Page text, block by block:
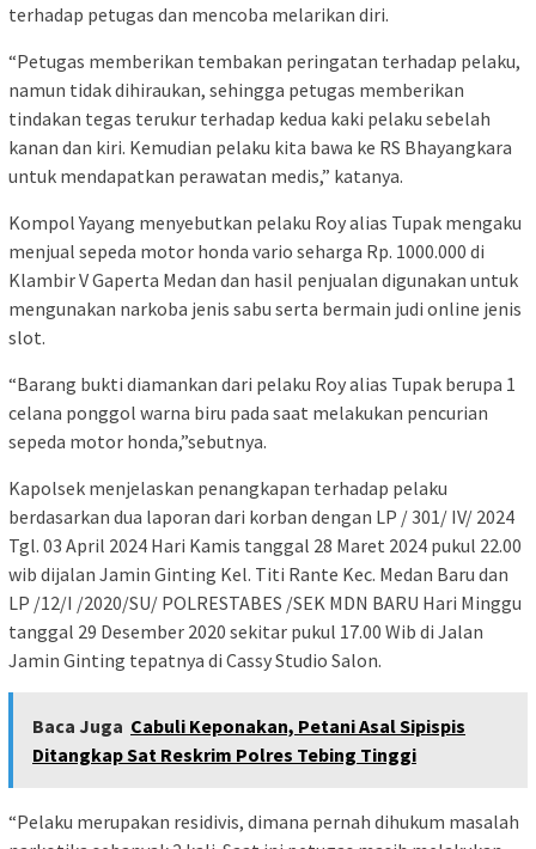
terhadap petugas dan mencoba melarikan diri.
“Petugas memberikan tembakan peringatan terhadap pelaku,
namun tidak dihiraukan, sehingga petugas memberikan
tindakan tegas terukur terhadap kedua kaki pelaku sebelah
kanan dan kiri. Kemudian pelaku kita bawa ke RS Bhayangkara
untuk mendapatkan perawatan medis,” katanya.
Kompol Yayang menyebutkan pelaku Roy alias Tupak mengaku
menjual sepeda motor honda vario seharga Rp. 1000.000 di
Klambir V Gaperta Medan dan hasil penjualan digunakan untuk
mengunakan narkoba jenis sabu serta bermain judi online jenis
slot.
“Barang bukti diamankan dari pelaku Roy alias Tupak berupa 1
celana ponggol warna biru pada saat melakukan pencurian
sepeda motor honda,”sebutnya.
Kapolsek menjelaskan penangkapan terhadap pelaku
berdasarkan dua laporan dari korban dengan LP / 301/ IV/ 2024
Tgl. 03 April 2024 Hari Kamis tanggal 28 Maret 2024 pukul 22.00
wib dijalan Jamin Ginting Kel. Titi Rante Kec. Medan Baru dan
LP /12/I /2020/SU/ POLRESTABES /SEK MDN BARU Hari Minggu
tanggal 29 Desember 2020 sekitar pukul 17.00 Wib di Jalan
Jamin Ginting tepatnya di Cassy Studio Salon.
Baca Juga Cabuli Keponakan, Petani Asal Sipispis
Ditangkap Sat Reskrim Polres Tebing Tinggi
“Pelaku merupakan residivis, dimana pernah dihukum masalah